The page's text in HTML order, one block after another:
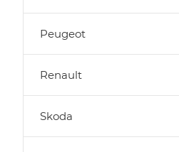
Peugeot
Renault
Skoda